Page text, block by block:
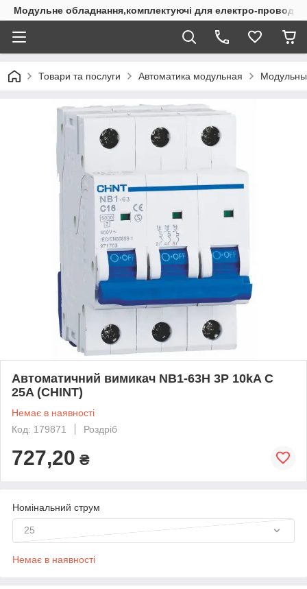
Модульне обладнання,комплектуючі для електро-проводки
Товари та послуги Автоматика модульная
Автоматичний вимикач NB1-63H 3P 10kA C
25A (CHINT)
Немає в наявності
Код: 179871
Роздріб
727,20 ₴
Номінальний струм
25
Немає в наявності